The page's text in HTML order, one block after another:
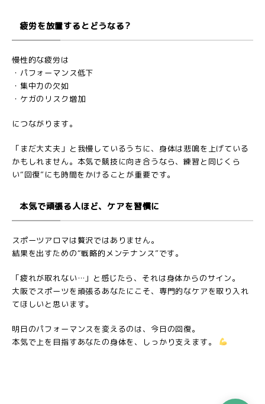
疲労を放置するとどうなる?
慢性的な疲労は
・パフォーマンス低下
・集中力の欠如
・ケガのリスク増加
につながります。
「まだ大丈夫」と我慢しているうちに、身体は悲鳴を上げている
かもしれません。本気で競技に向き合うなら、練習と同じくら
い“回復”にも時間をかけることが重要です。
本気で頑張る人ほど、ケアを習慣に
スポーツアロマは贅沢ではありません。
結果を出すための“戦略的メンテナンス”です。
「疲れが取れない…」と感じたら、それは身体からのサイン。
大阪でスポーツを頑張るあなたにこそ、専門的なケアを取り入れ
てほしいと思います。
明日のパフォーマンスを変えるのは、今日の回復。
本気で上を目指すあなたの身体を、しっかり支えます。